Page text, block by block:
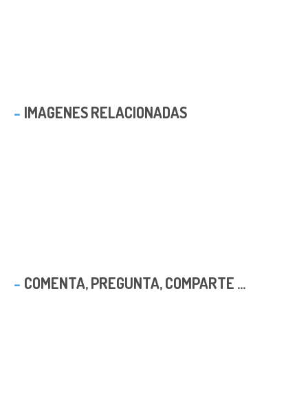
IMAGENES RELACIONADAS
COMENTA, PREGUNTA, COMPARTE ...